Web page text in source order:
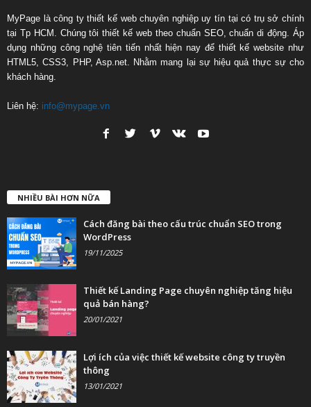
MyPage là công ty thiết kế web chuyên nghiệp uy tín tại có trụ sở chính
tại Tp HCM. Chúng tôi thiết kế web theo chuẩn SEO, chuẩn di động. Áp
dụng những công nghệ tiên tiến nhất hiện nay để thiết kế website như
HTML5, CSS3, PHP, Asp.net. Nhằm mang lại sự hiệu quả thực sự cho
khách hàng.
Liên hệ: info@mypage.vn
NHIỀU BÀI HƠN NỮA
Cách đăng bài theo cấu trúc chuẩn SEO trong
WordPress
19/11/2025
Thiết kế Landing Page chuyên nghiệp tăng hiệu
quả bán hàng?
20/01/2021
Lợi ích của việc thiết kế website công ty truyền
thông
13/01/2021